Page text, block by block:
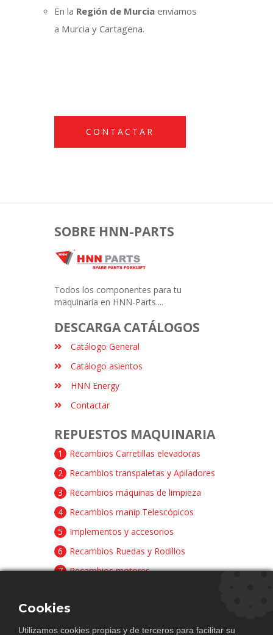
En la Región de Murcia enviamos
a Murcia y Cartagena.
CONTACTAR
SOBRE HNN-PARTS
Todos los componentes para tu
maquinaria en HNN-Parts....
DESCARGA CATÁLOGOS
Catálogo General
Catálogo asientos
HNN Energy
Contactar
REPUESTOS MAQUINARIA
Recambios Carretillas elevadoras
1
Recambios transpaletas y Apiladores
2
Recambios máquinas de limpieza
3
Recambios manip.Telescópicos
4
Implementos y accesorios
5
Recambios Ruedas y Rodillos
6
Recambios motores
7
Cookies
Utilizamos cookies propias y de terceros para facilitar su